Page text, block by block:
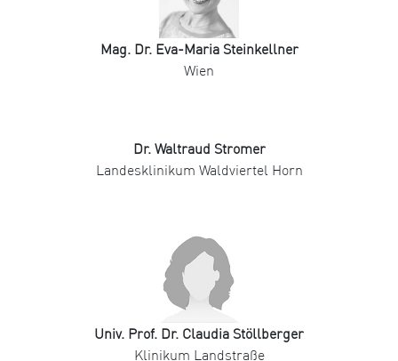
Mag. Dr. Eva-Maria Steinkellner
Wien
Dr. Waltraud Stromer
Landesklinikum Waldviertel Horn
Univ. Prof. Dr. Claudia Stöllberger
Klinikum Landstraße